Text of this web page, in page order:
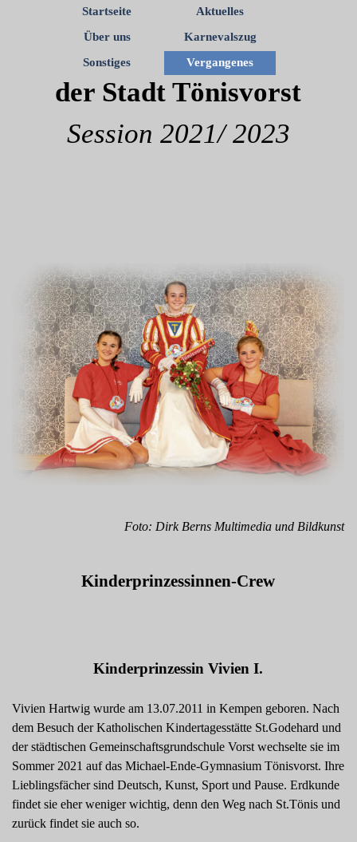
Startseite
Aktuelles
Über uns
Karnevalszug
Sonstiges
Vergangenes
Kinder-Prinzessin
der Stadt Tönisvorst
Session 2021/ 2023
Foto: Dirk Berns Multimedia und Bildkunst
Kinderprinzessinnen-Crew
Kinderprinzessin Vivien I.
Vivien Hartwig wurde am 13.07.2011 in Kempen geboren. Nach
dem Besuch der Katholischen Kindertagesstätte St.Godehard und
der städ­tischen Gemeinschaftsgrundschule Vorst wechselte sie im
Sommer 2021 auf das Michael-­Ende-Gymnasium Tönisvorst. Ihre
Lieb­lingsfächer sind Deutsch, Kunst, Sport und Pause. Erdkunde
findet sie eher weniger wichtig, denn den Weg nach St.Tönis und
zurück findet sie auch so.